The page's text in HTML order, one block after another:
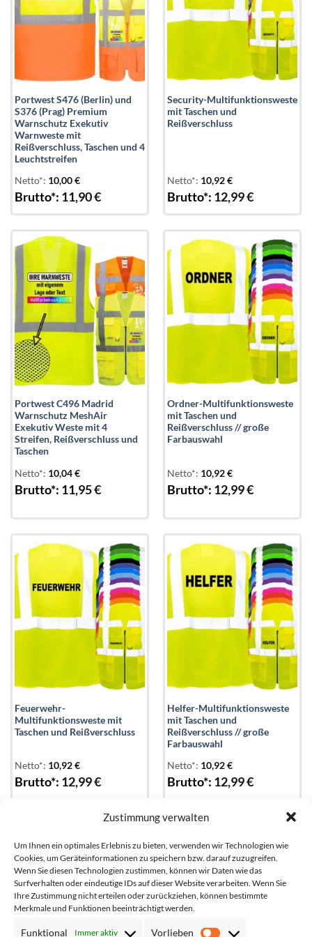
Zustimmung verwalten
Um Ihnen ein optimales Erlebnis zu bieten, verwenden wir Technologien wie
Cookies, um Geräteinformationen zu speichern bzw. darauf zuzugreifen.
Wenn Sie diesen Technologien zustimmen, können wir Daten wie das
Surfverhalten oder eindeutige IDs auf dieser Website verarbeiten. Wenn Sie
Ihre Zustimmung nicht erteilen oder zurückziehen, können bestimmte
Merkmale und Funktionen beeinträchtigt werden.
Funktional Immer aktiv Vorlieben
Portwest S476 (Berlin) und
S376 (Prag) Premium
Warnschutz Exekutiv
Warnweste mit
Reißverschluss, Taschen und 4
Leuchtstreifen
Netto*: 10,00€
Brutto*: 11,90€
Security-Multifunktionsweste
mit Taschen und
Reißverschluss
Netto*: 10,92€
Brutto*: 12,99€
Portwest C496 Madrid
Warnschutz MeshAir
Exekutiv Weste mit 4
Streifen, Reißverschluss und
Taschen
Netto*: 10,04€
Brutto*: 11,95€
Add to
wishlist
Ordner-Multifunktionsweste
mit Taschen und
Reißverschluss // große
Farbauswahl
Netto*: 10,92€
Brutto*: 12,99€
Add to
wishlist
Feuerwehr-
Multifunktionsweste mit
Taschen und Reißverschluss
Netto*: 10,92€
Brutto*: 12,99€
Add to
wishlist
Helfer-Multifunktionsweste
mit Taschen und
Reißverschluss // große
Farbauswahl
Netto*: 10,92€
Brutto*: 12,99€
Add to
wishlist
Add to
wishlist